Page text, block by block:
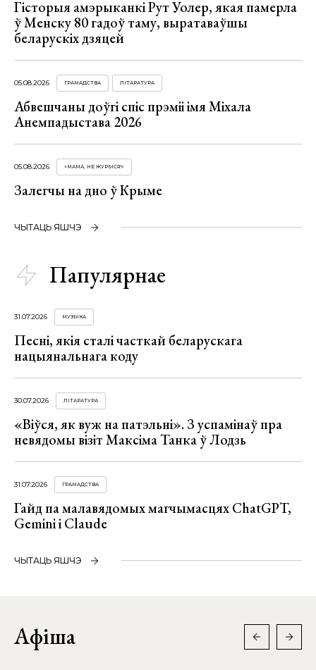
Гісторыя амэрыканкі Рут Уолер, якая памерла
ў Менску 80 гадоў таму, выратаваўшы
беларускіх дзяцей
05.08.2026 ГРАМАДСТВА ЛІТАРАТУРА
Абвешчаны доўгі спіс прэміі імя Міхала
Анемпадыстава 2026
05.08.2026 «МАМА, НЕ ЖУРЫСЯ!»
Залегчы на дно ў Крыме
ЧЫТАЦЬ ЯШЧЭ
Папулярнае
31.07.2026 МУЗЫКА
Песні, якія сталі часткай беларускага
нацыянальнага коду
30.07.2026 ЛІТАРАТУРА
«Віўся, як вуж на патэльні». З успамінаў пра
невядомы візіт Максіма Танка ў Лодзь
31.07.2026 ГРАМАДСТВА
Гайд па малавядомых магчымасцях ChatGPT,
Gemini і Claude
ЧЫТАЦЬ ЯШЧЭ
Афіша